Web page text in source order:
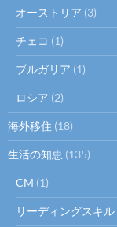
オーストリア (3)
チェコ (1)
ブルガリア (1)
ロシア (2)
海外移住 (18)
生活の知恵 (135)
CM (1)
リーディングスキル